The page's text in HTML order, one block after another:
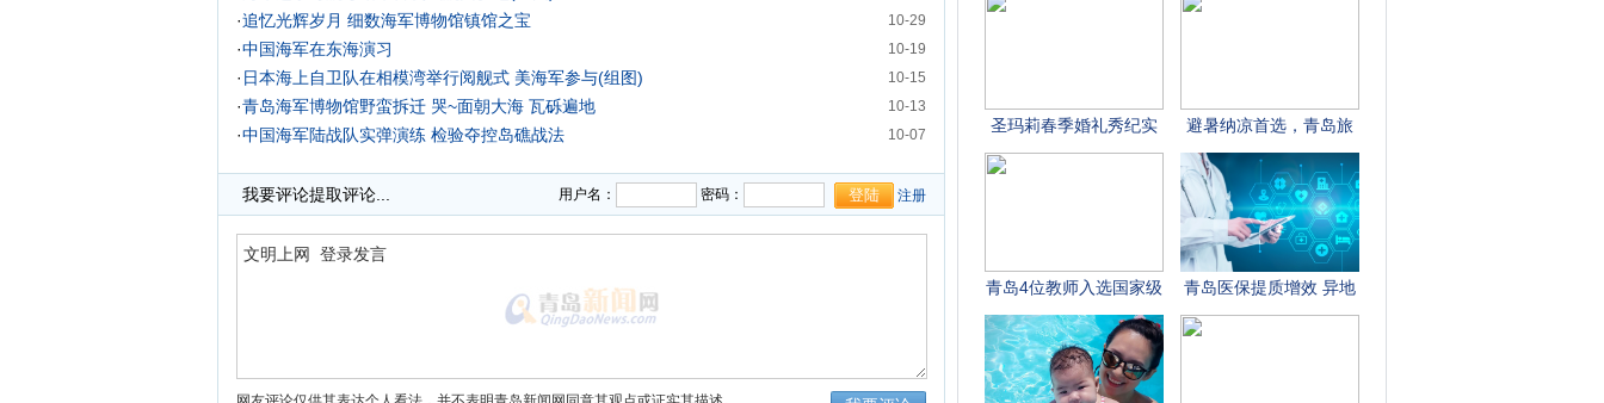
10-29
·追忆光辉岁月 细数海军博物馆镇馆之宝
10-19
·中国海军在东海演习
10-15
· 日本海上自卫队在相模湾举行阅舰式 美海军参与(组图)
10-13
·青岛海军博物馆野蛮拆迁 哭~面朝大海 瓦砾遍地
10-07
·中国海军陆战队实弹演练 检验夺控岛礁战法
我要评论提取评论... 用户名： 密码： 注册